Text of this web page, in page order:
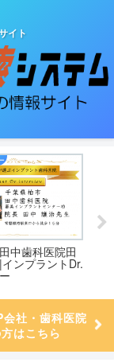
イト
中歯科医院田
ンプラントDr.
会社・歯科医院
はこちら